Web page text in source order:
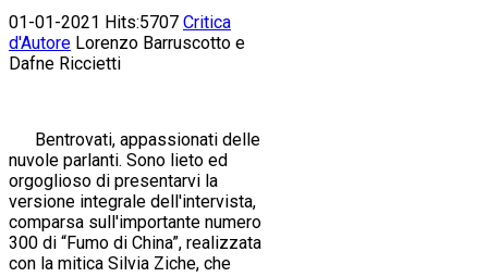
01-01-2021 Hits:5707 Critica
d'Autore Lorenzo Barruscotto e
Dafne Riccietti
Bentrovati, appassionati delle
nuvole parlanti. Sono lieto ed
orgoglioso di presentarvi la
versione integrale dell'intervista,
comparsa sull'importante numero
300 di “Fumo di China”, realizzata
con la mitica Silvia Ziche, che